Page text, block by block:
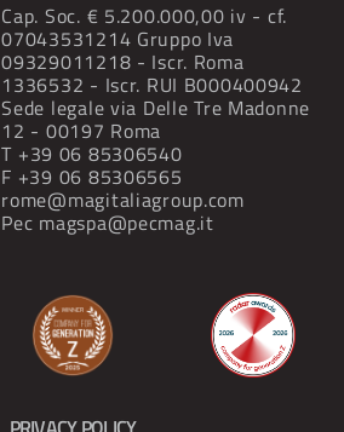
Cap. Soc. € 5.200.000,00 iv - cf.
07043531214 Gruppo Iva
09329011218 - Iscr. Roma
1336532 - Iscr. RUI B000400942
Sede legale via Delle Tre Madonne
12 - 00197 Roma
T +39 06 85306540
F +39 06 85306565
rome@magitaliagroup.com
Pec magspa@pecmag.it